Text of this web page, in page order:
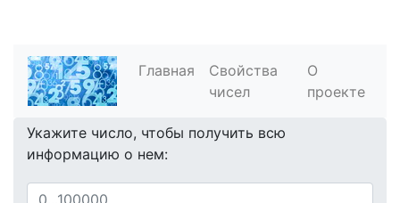
Главная
Свойства
чисел
О
проекте
Укажите число, чтобы получить всю
информацию о нем: